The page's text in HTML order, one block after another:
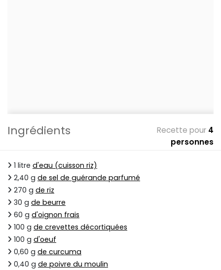
Ingrédients Recette pour 4
personnes
1 litre d'eau (cuisson riz)
2,40 g de sel de guérande parfumé
270 g de riz
30 g de beurre
60 g d'oignon frais
100 g de crevettes décortiquées
100 g d'oeuf
0,60 g de curcuma
0,40 g de poivre du moulin